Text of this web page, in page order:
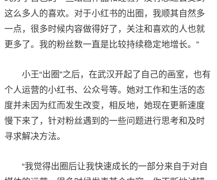
这么多人的喜欢。对于小红书的出圈，我顺其自然多
一点，很多时候内容做得好了，关注和喜欢的人也就
更多了。我的粉丝数一直是比较持续稳定地增长。”
小王“出圈”之后，在武汉开起了自己的画室，也有
个人运营的小红书、公众号等。她对工作和生活的态
度并未因为红而发生改变，相反地，她现在更新速度
慢下来了，针对粉丝遇到的一些问题进行思考和及时
寻求解决方法。
“我觉得出圈后让我快速成长的一部分来自于对自